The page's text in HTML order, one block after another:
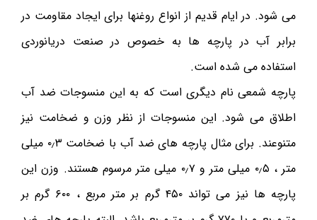
می شود. در ایام قدیم از انواع روغنها برای ایجاد مقاومت در
برابر آب در پارچه ها به خصوص در صنعت دریانوردی
استفاده می شده است.
پارچه شمعی نام دیگری است که به این منسوجات ضد آب
اطلاق می شود. این منسوجات از نظر وزن و ضخامت نیز
متنوعند. برای مثال پارچه های ضد آب با ضخامت ۰٫۳ میلی
متر ، ۰٫۵ میلی متر و ۰٫۷ میلی متر مرسوم هستند. وزن این
پارچه ها نیز می تواند ۴۵۰ گرم بر متر مربع ، ۶۰۰ گرم بر